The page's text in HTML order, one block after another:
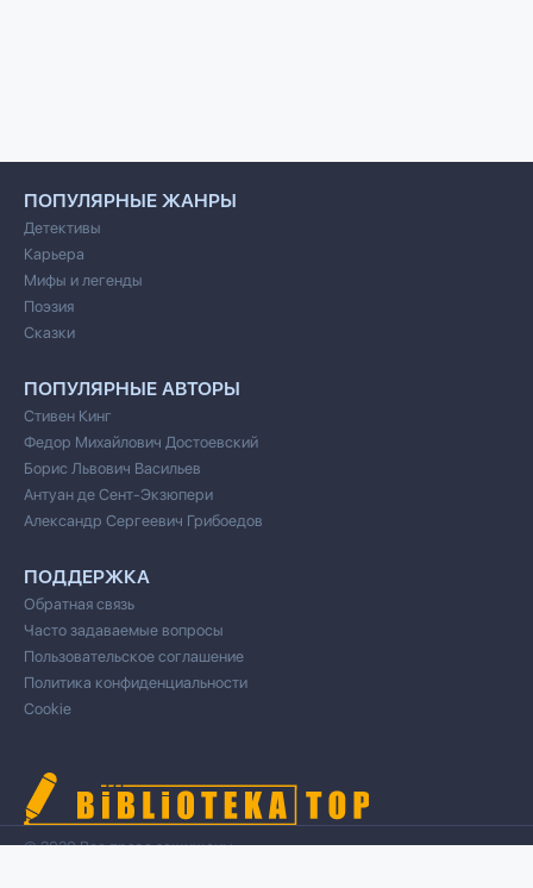
ПОПУЛЯРНЫЕ ЖАНРЫ
Детективы
Карьера
Мифы и легенды
Поэзия
Сказки
ПОПУЛЯРНЫЕ АВТОРЫ
Стивен Кинг
Федор Михайлович Достоевский
Борис Львович Васильев
Антуан де Сент-Экзюпери
Александр Сергеевич Грибоедов
ПОДДЕРЖКА
Обратная связь
Часто задаваемые вопросы
Пользовательское соглашение
Политика конфиденциальности
Cookie
© 2020 Все права защищены